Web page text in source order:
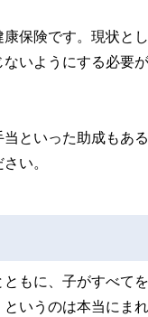
保険です。現状と
いようにする必要
といった助成もあ
い。
もに、子がすべて
いうのは本当にまれ